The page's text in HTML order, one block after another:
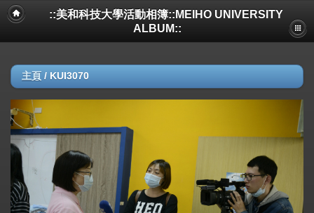
::美和科技大學活動相簿::MEIHO UNIVERSITY
ALBUM::
主頁 / KUI3070